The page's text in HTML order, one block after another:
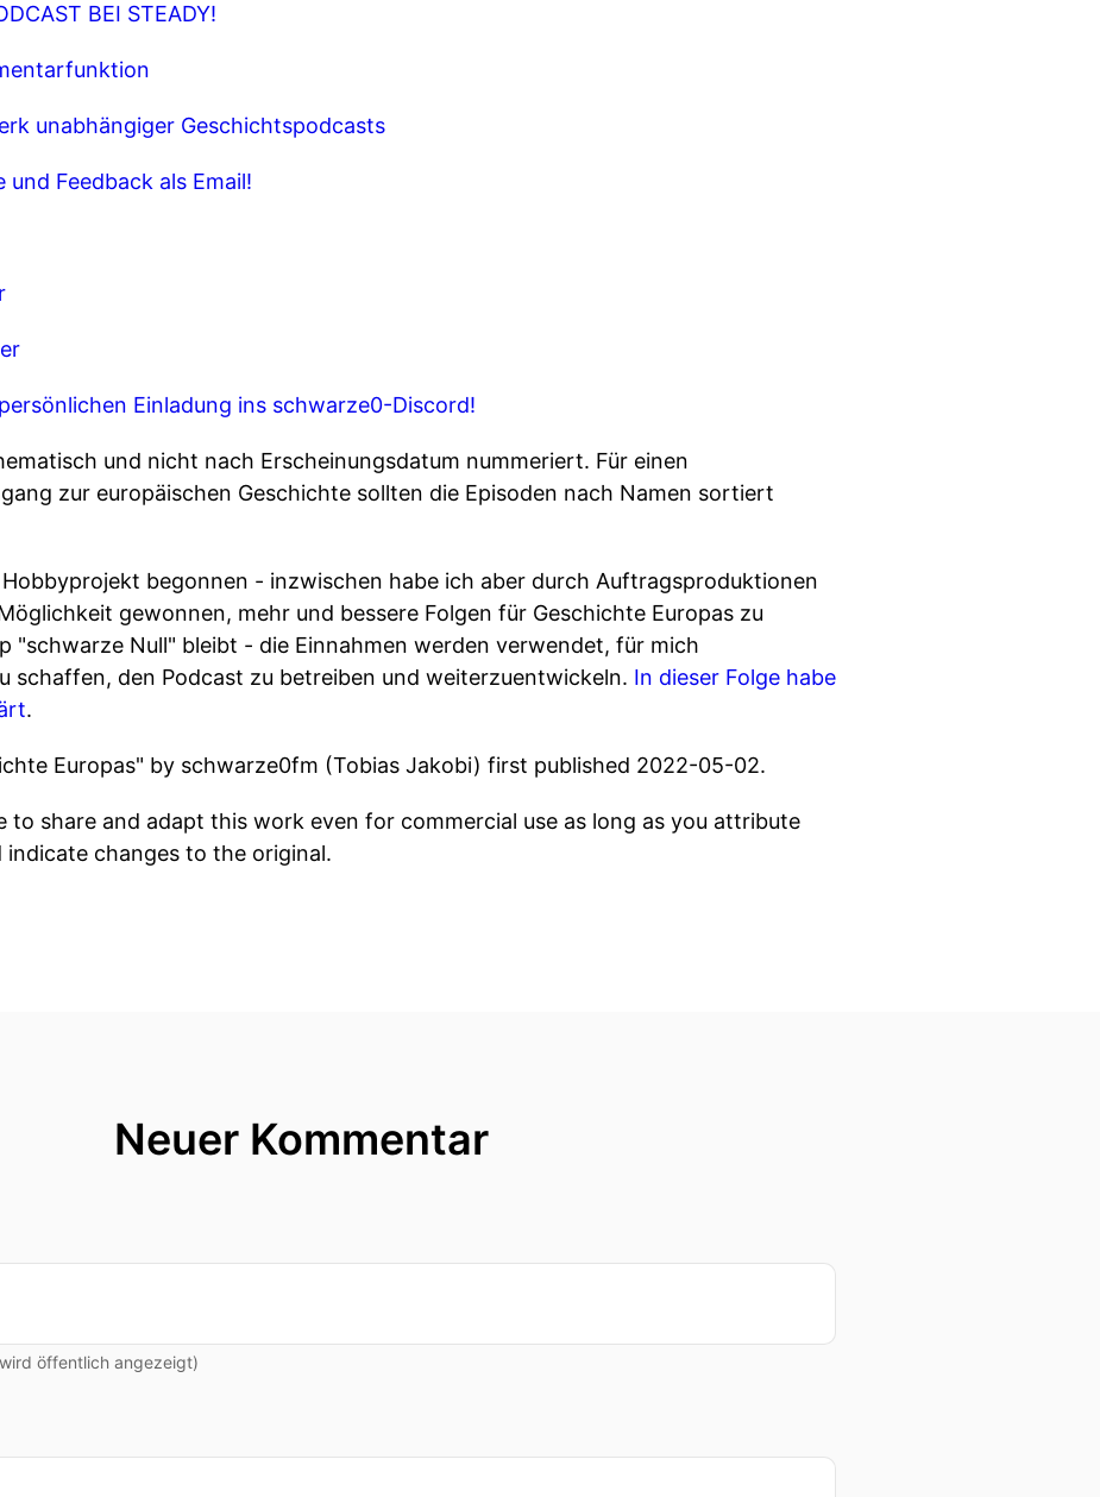
BEI STEADY!
unabhängiger Geschichtspodcasts
Feedback als Email!
Einladung ins schwarze0-Discord!
und nicht nach Erscheinungsdatum nummeriert. Für einen
zur europäischen Geschichte sollten die Episoden nach Namen sortiert
begonnen - inzwischen habe ich aber durch Auftragsproduktionen
gewonnen, mehr und bessere Folgen für Geschichte Europas zu
"schwarze Null" bleibt - die Einnahmen werden verwendet, für mich
schaffen, den Podcast zu betreiben und weiterzuentwickeln. In dieser Folge habe
.
Europas" by schwarze0fm (Tobias Jakobi) first published 2022-05-02.
to share and adapt this work even for commercial use as long as you attribute
changes to the original.
Neuer Kommentar
öffentlich angezeigt)